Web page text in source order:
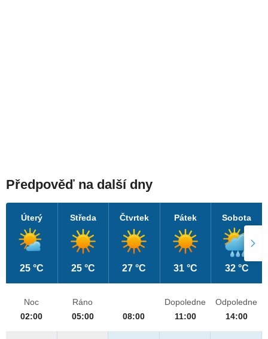
Předpověď na další dny
Úterý
25 °C
Středa
25 °C
Čtvrtek
27 °C
Pátek
31 °C
Sobota
32 °C
Noc
02:00
Ráno
05:00
08:00
Dopoledne
11:00
Odpoledne
14:00